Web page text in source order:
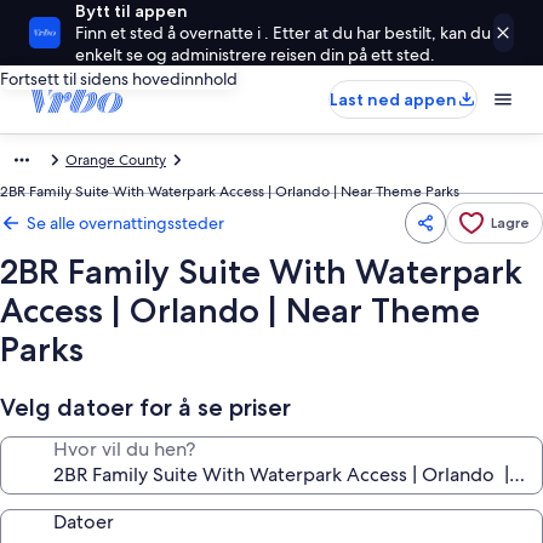
Bytt til appen
Finn et sted å overnatte i . Etter at du har bestilt, kan du
enkelt se og administrere reisen din på ett sted.
Fortsett til sidens hovedinnhold
Last ned appen
Orange County
2BR Family Suite With Waterpark Access | Orlando | Near Theme Parks
Se alle overnattingssteder Lagre
2BR Family Suite With Waterpark
Access | Orlando | Near Theme
Parks
Velg datoer for å se priser
Hvor vil du hen?
Datoer